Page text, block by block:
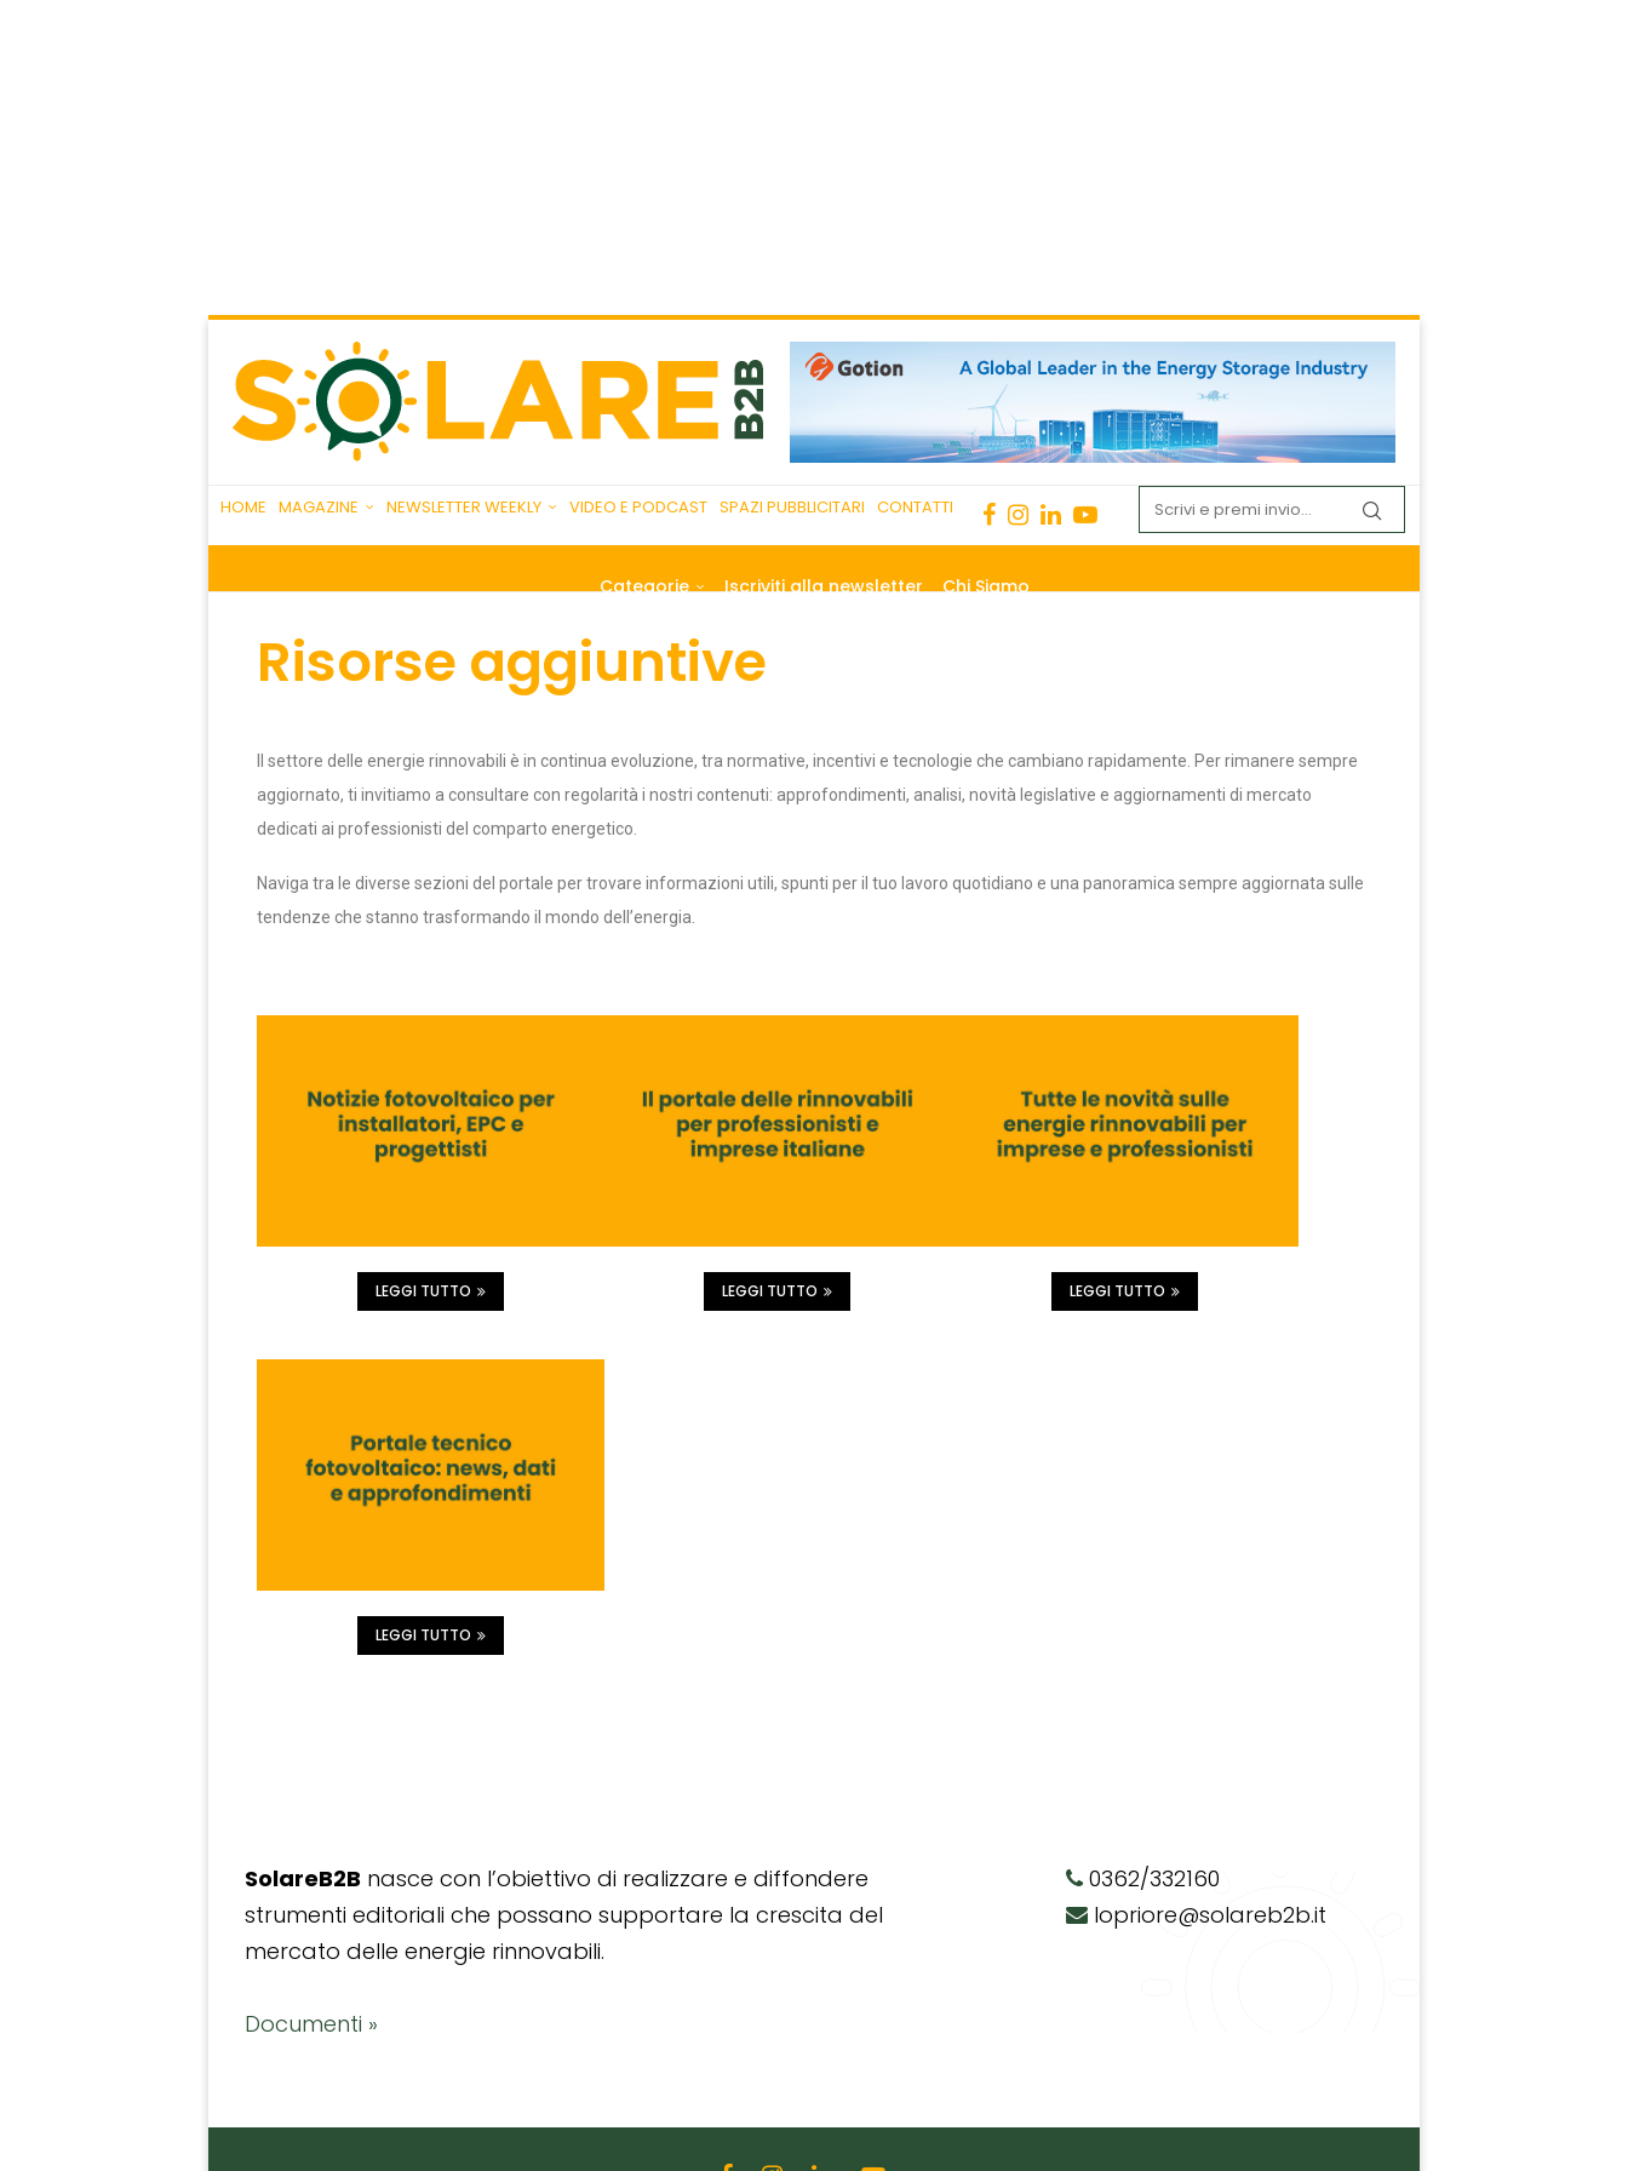
HOME MAGAZINE NEWSLETTER WEEKLY VIDEO E PODCAST SPAZI PUBBLICITARI CONTATTI
Categorie Iscriviti alla newsletter Chi Siamo
Risorse aggiuntive
Il settore delle energie rinnovabili è in continua evoluzione, tra normative, incentivi e tecnologie che cambiano rapidamente. Per rimanere sempre
aggiornato, ti invitiamo a consultare con regolarità i nostri contenuti: approfondimenti, analisi, novità legislative e aggiornamenti di mercato
dedicati ai professionisti del comparto energetico.
Naviga tra le diverse sezioni del portale per trovare informazioni utili, spunti per il tuo lavoro quotidiano e una panoramica sempre aggiornata sulle
tendenze che stanno trasformando il mondo dell’energia.
LEGGI TUTTO LEGGI TUTTO LEGGI TUTTO
LEGGI TUTTO
SolareB2B nasce con l’obiettivo di realizzare e diffondere
strumenti editoriali che possano supportare la crescita del
mercato delle energie rinnovabili.
Documenti »
0362/332160
lopriore@solareb2b.it